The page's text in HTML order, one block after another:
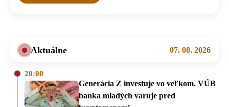
Aktuálne 07. 08. 2026
20:00
Generácia Z investuje vo veľkom. VÚB
banka mladých varuje pred